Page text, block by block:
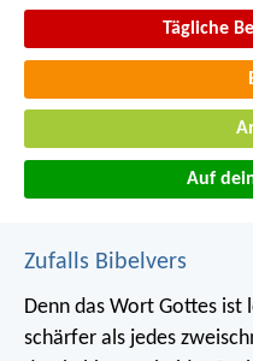
Tägliche
Auf
Zufalls Bibelvers
Denn das Wort Gottes ist
schärfer als jedes